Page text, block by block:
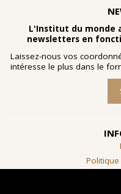
L'Institut du monde
newsletters en
Laissez-nous vos
intéresse le plus dans le